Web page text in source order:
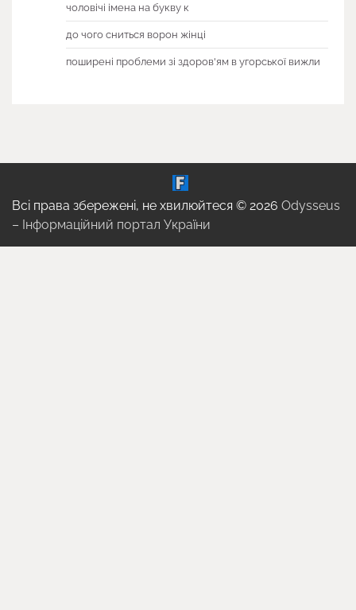
чоловічі імена на букву к
до чого сниться ворон жінці
поширені проблеми зі здоров'ям в угорської вижли
Всі права збережені, не хвилюйтеся © 2026 Odysseus
– Інформаційний портал України